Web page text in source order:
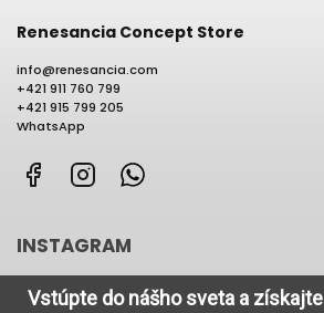
Renesancia Concept Store
info@renesancia.com
+421 911 760 799
+421 915 799 205
WhatsApp
FacebookInstagram
INSTAGRAM
Vstúpte do nášho sveta a získajte